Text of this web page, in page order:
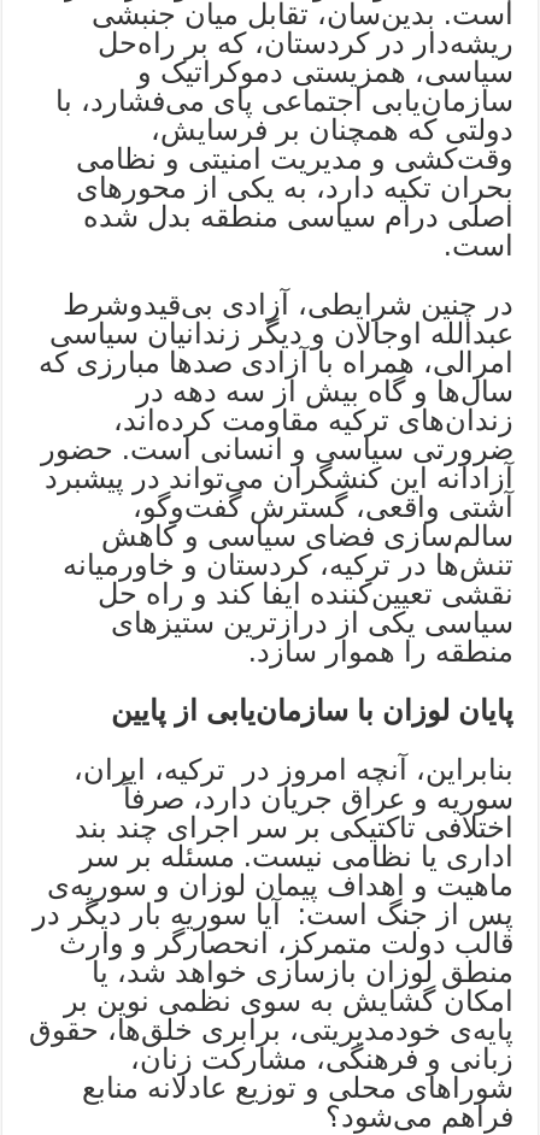
است. بدین‌سان، تقابل میان جنبشی
ریشه‌دار در کردستان، که بر راه‌حل
سیاسی، همزیستی دموکراتیک و
سازمان‌یابی اجتماعی پای می‌فشارد، با
دولتی که همچنان بر فرسایش،
وقت‌کشی و مدیریت امنیتی و نظامی
بحران تکیه دارد، به یکی از محورهای
اصلی درام سیاسی منطقه بدل شده
است.
در چنین شرایطی، آزادی بی‌قیدوشرط
عبدالله اوجالان و دیگر زندانیان سیاسی
امرالی، همراه با آزادی صدها مبارزی که
سال‌ها و گاه بیش از سه دهه در
زندان‌های ترکیه مقاومت کرده‌اند،
ضرورتی سیاسی و انسانی است. حضور
آزادانه این کنشگران می‌تواند در پیشبرد
آشتی واقعی، گسترش گفت‌وگو،
سالم‌سازی فضای سیاسی و کاهش
تنش‌ها در ترکیه، کردستان و خاورمیانه
نقشی تعیین‌کننده ایفا کند و راه حل
سیاسی یکی از درازترین ستیزهای
منطقه را هموار سازد.
پایان لوزان با سازمان‌یابی از پایین
بنابراین، آنچه امروز در ترکیه،‌ ایران،
سوریه و عراق جریان دارد، صرفاً
اختلافی تاکتیکی بر سر اجرای چند بند
اداری یا نظامی نیست. مسئله بر سر
ماهیت و اهداف پیمان لوزان و سوریه‌ی
پس از جنگ است: آیا سوریه بار دیگر در
قالب دولت متمرکز، انحصارگر و وارث
منطق لوزان بازسازی خواهد شد، یا
امکان گشایش به سوی نظمی نوین بر
پایه‌ی خودمدیریتی، برابری خلق‌ها، حقوق
زبانی و فرهنگی، مشارکت زنان،
شوراهای محلی و توزیع عادلانه منابع
فراهم می‌شود؟